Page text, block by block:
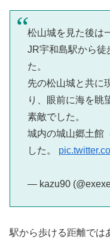
松山城を見た後は
JR宇和島駅から徒
た。
先の松山城と共に
り、眼前に海を眺
素敵でした。
城内の城山郷土館
した。
— kazu90
駅から歩ける距離では